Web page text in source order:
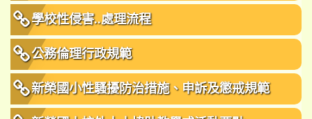
學校性侵害..處理流程
公務倫理行政規範
新榮國小性騷擾防治措施、申訴及懲戒規範